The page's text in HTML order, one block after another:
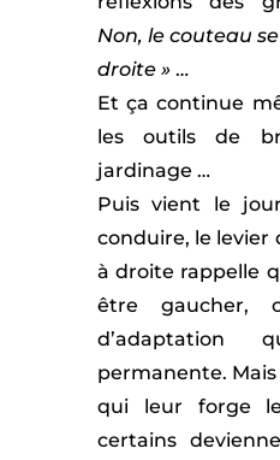
Non, le couteau
droite »…
Et ça continue
les outils de
jardinage …
Puis vient le
conduire, le levier
à droite rappelle
être gaucher,
d’adaptation
permanente. Mais
qui leur forge
certains